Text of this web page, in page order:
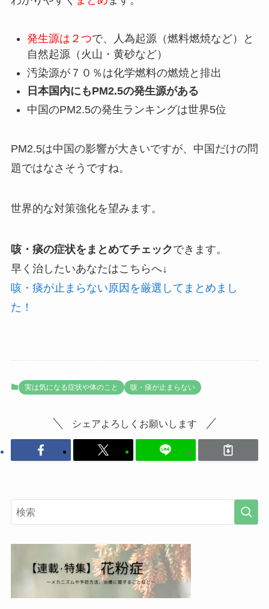
発生源は２つで、人為起源（燃料燃焼など）と
自然起源（火山・黄砂など）
汚染源が７０％は化学燃料の燃焼と排出
日本国内にもPM2.5の発生源がある
中国のPM2.5の発生ランキングは世界5位
PM2.5は中国の影響が大きいですが、中国だけの問
題ではなさそうですね。
世界的な対策強化を望みます。
咳・痰の症状をまとめてチェックできます。
早く治したいあなたはこちらへ↓
咳・痰が止まらない原因を厳選してまとめまし
た！
実は気になる症状や体のこと 咳・痰が止まらない
シェアよろしくお願いします